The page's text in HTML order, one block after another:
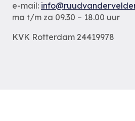
e-mail:
ma t/m za 09.30 – 18.00 uur
KVK Rotterdam 24419978